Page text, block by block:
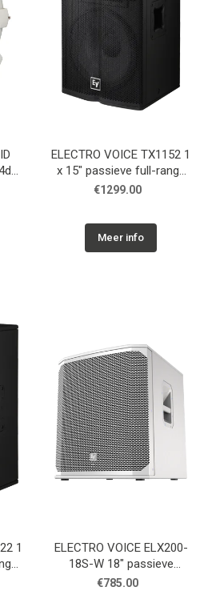
ELECTRO VOICE TX1152 1
x 15" passieve full-range
speaker, 100 dB, 500 W
€1299.00
Meer info
1
ELECTRO VOICE ELX200-
18S-W 18" passieve
subwoofer, wit
€785.00